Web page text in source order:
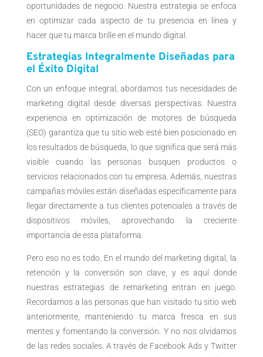
oportunidades de negocio. Nuestra estrategia se enfoca
en optimizar cada aspecto de tu presencia en línea y
hacer que tu marca brille en el mundo digital.
Estrategias Integralmente Diseñadas para
el Éxito Digital
Con un enfoque integral, abordamos tus necesidades de
marketing digital desde diversas perspectivas. Nuestra
experiencia en optimización de motores de búsqueda
(SEO) garantiza que tu sitio web esté bien posicionado en
los resultados de búsqueda, lo que significa que será más
visible cuando las personas busquen productos o
servicios relacionados con tu empresa. Además, nuestras
campañas móviles están diseñadas específicamente para
llegar directamente a tus clientes potenciales a través de
dispositivos móviles, aprovechando la creciente
importancia de esta plataforma.
Pero eso no es todo. En el mundo del marketing digital, la
retención y la conversión son clave, y es aquí donde
nuestras estrategias de remarketing entran en juego.
Recordamos a las personas que han visitado tu sitio web
anteriormente, manteniendo tu marca fresca en sus
mentes y fomentando la conversión. Y no nos olvidamos
de las redes sociales. A través de Facebook Ads y Twitter